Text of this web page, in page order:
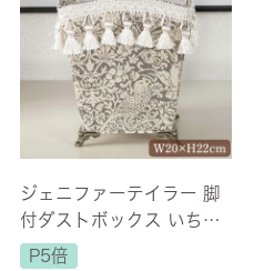
ジェニファーテイラー 脚
付ダストボックス いちご
泥棒グレー(Strawberry T
P5倍